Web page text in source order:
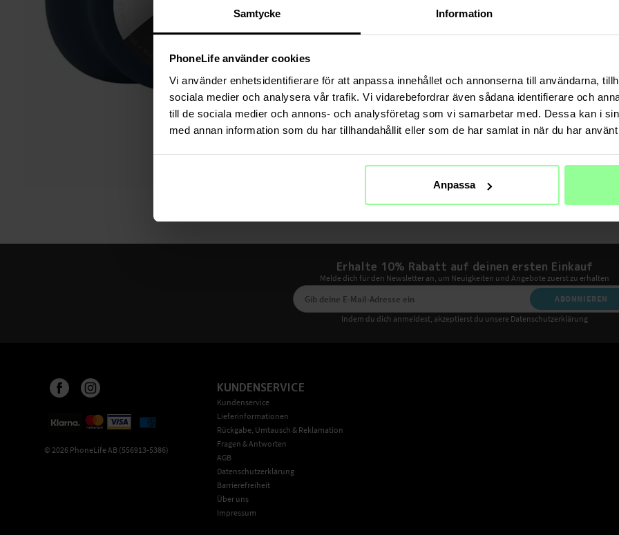
Samtycke Information
PhoneLife använder cookies
Vi använder enhetsidentifierare för att anpassa innehållet och annonserna till användarna,
sociala medier och analysera vår trafik. Vi vidarebefordrar även sådana identifierare och
till de sociala medier och annons- och analysföretag som vi samarbetar med. Dessa kan i
med annan information som du har tillhandahållit eller som de har samlat in när du har
Anpassa
Farbe: Blau
Hülle mit
Farbe
Erhalte 10% Rabatt auf deinen ersten Einkauf
Melde dich für den Newsletter an, um Neuigkeiten und Angebote zuerst zu erhalten
ABONNIEREN
Indem du dich anmeldest, akzeptierst du unsere Datenschutzerklärung
© 2026 PhoneLife AB (556913-5386)
KUNDENSERVICE
Kundenservice
Lieferinformationen
Rückgabe, Umtausch & Reklamation
Fragen & Antworten
AGB
Datenschutzerklärung
Barrierefreiheit
Über uns
Impressum